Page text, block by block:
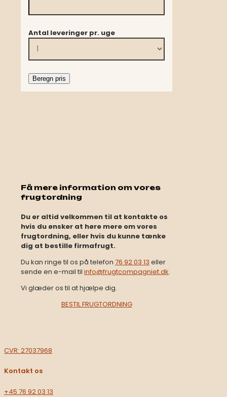
Antal leveringer pr. uge
Beregn pris
Få mere information om vores
frugtordning
Du er altid velkommen til at kontakte os
hvis du ønsker at høre mere om vores
frugtordning, eller hvis du kunne tænke
dig at bestille firmafrugt.
Du kan ringe til os på telefon 76 92 03 13 eller
sende en e-mail til info@frugtcompagniet.dk.
Vi glæder os til at hjælpe dig.​
BESTIL FRUGTORDNING
CVR: 27037968
Kontakt os
+45 76 92 03 13​